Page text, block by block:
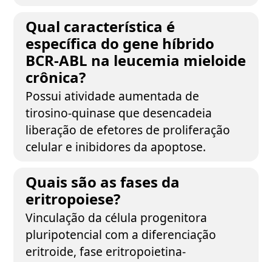
Qual característica é
específica do gene híbrido
BCR-ABL na leucemia mieloide
crônica?
Possui atividade aumentada de
tirosino-quinase que desencadeia
liberação de efetores de proliferação
celular e inibidores da apoptose.
Quais são as fases da
eritropoiese?
Vinculação da célula progenitora
pluripotencial com a diferenciação
eritroide, fase eritropoietina-